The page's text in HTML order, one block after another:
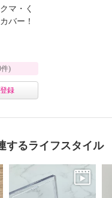
マ・く
バー！
件)
録
するライフスタイル